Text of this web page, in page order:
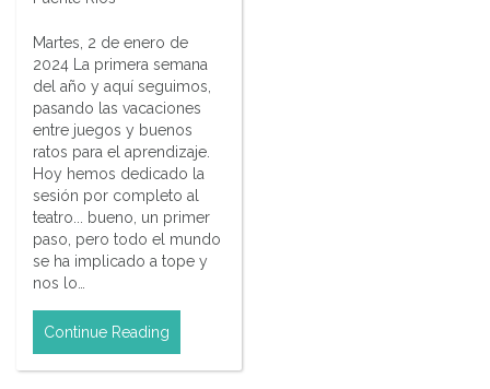
Martes, 2 de enero de
2024 La primera semana
del año y aquí seguimos,
pasando las vacaciones
entre juegos y buenos
ratos para el aprendizaje.
Hoy hemos dedicado la
sesión por completo al
teatro... bueno, un primer
paso, pero todo el mundo
se ha implicado a tope y
nos lo…
Continue Reading